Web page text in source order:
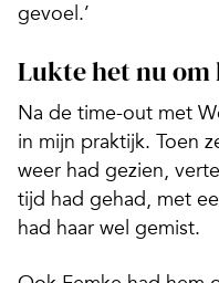
gevoel.’
Lukte het nu
Na de time-out met
in mijn praktijk. Toen
weer had gezien,
tijd had gehad, met
had haar wel gemist.